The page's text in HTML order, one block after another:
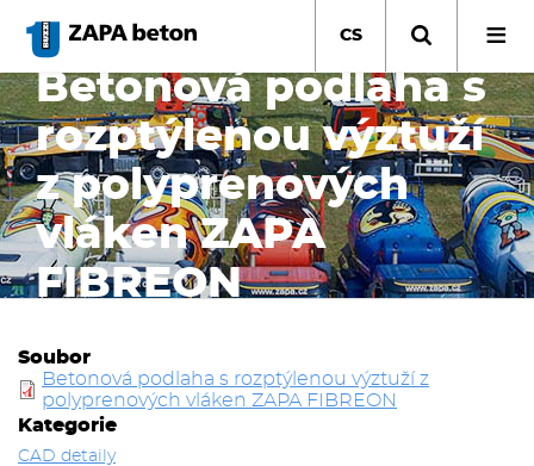
hlavnímu
obsahu
CS
Betonová podlaha s
rozptýlenou výztuží
z polyprenových
vláken ZAPA
FIBREON
Soubor
Betonová podlaha s rozptýlenou výztuží z
polyprenových vláken ZAPA FIBREON
Kategorie
CAD detaily